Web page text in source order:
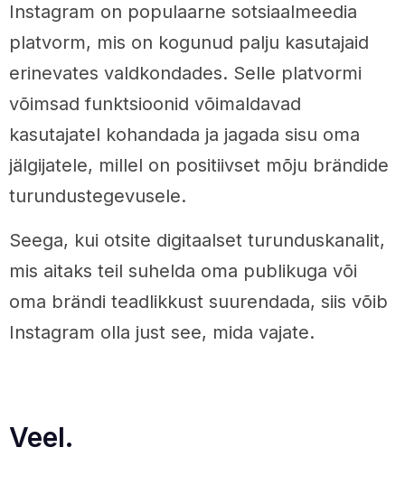
Instagram on populaarne sotsiaalmeedia
platvorm, mis on kogunud palju kasutajaid
erinevates valdkondades. Selle platvormi
võimsad funktsioonid võimaldavad
kasutajatel kohandada ja jagada sisu oma
jälgijatele, millel on positiivset mõju brändide
turundustegevusele.
Seega, kui otsite digitaalset turunduskanalit,
mis aitaks teil suhelda oma publikuga või
oma brändi teadlikkust suurendada, siis võib
Instagram olla just see, mida vajate.
Veel.